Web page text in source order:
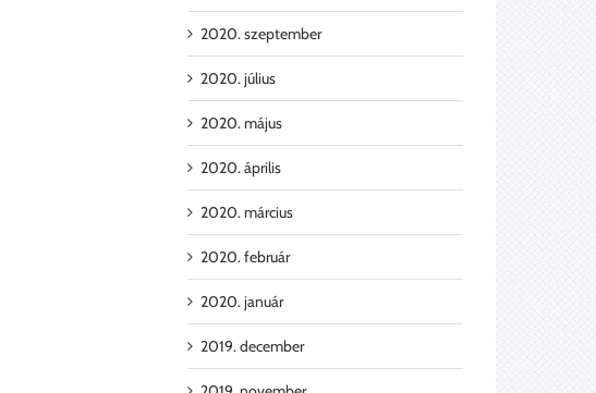
2020. szeptember
2020. július
2020. május
2020. április
2020. március
2020. február
2020. január
2019. december